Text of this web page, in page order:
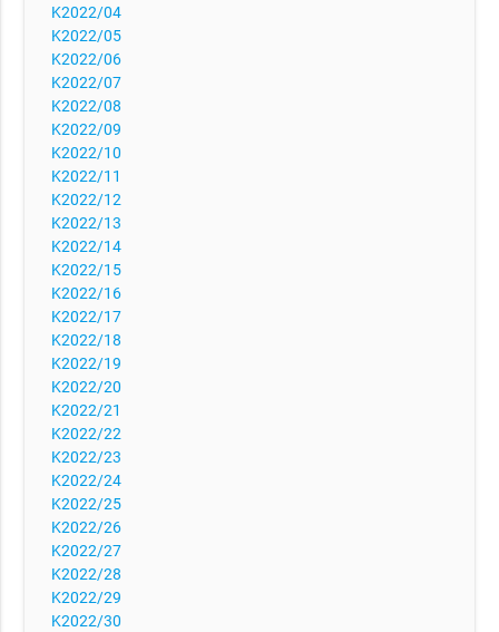
K2022/04
K2022/05
K2022/06
K2022/07
K2022/08
K2022/09
K2022/10
K2022/11
K2022/12
K2022/13
K2022/14
K2022/15
K2022/16
K2022/17
K2022/18
K2022/19
K2022/20
K2022/21
K2022/22
K2022/23
K2022/24
K2022/25
K2022/26
K2022/27
K2022/28
K2022/29
K2022/30